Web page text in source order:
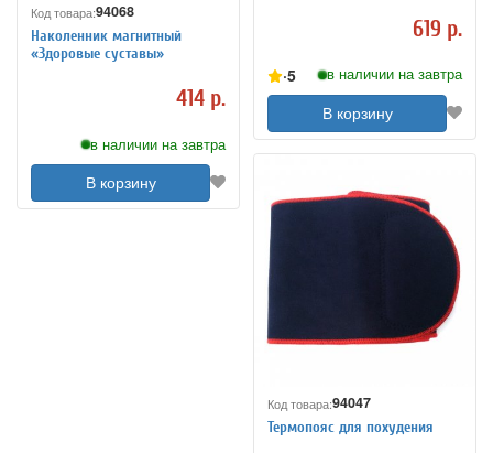
Код товара:94068
Наколенник магнитный
«Здоровые суставы»
414 р.
в наличии на завтра
В корзину
619 р.
5 в наличии на завтра
В корзину
Код товара:94047
Термопояс для похудения